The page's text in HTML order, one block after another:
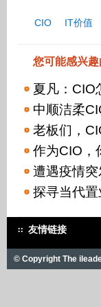
CIO IT价值
您可能感兴
夏凡：CIO
中顺洁柔
老板们，
作为CIO，
遭遇疫情突
探寻当代
友情链接
© Copyright The